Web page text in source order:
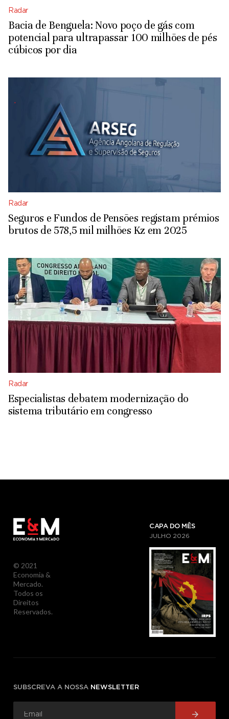
Radar
Bacia de Benguela: Novo poço de gás com
potencial para ultrapassar 100 milhões de pés
cúbicos por dia
Radar
Seguros e Fundos de Pensões registam prémios
brutos de 578,5 mil milhões Kz em 2025
Radar
Especialistas debatem modernização do
sistema tributário em congresso
© 2021
Economia &
Mercado.
Todos os
Direitos
Reservados.
CAPA DO MÊS
JULHO 2026
SUBSCREVA A NOSSA NEWSLETTER